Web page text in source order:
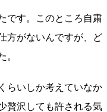
です。このところ自粛
方がないんですが、ど
。
らいしか考えていなか
贅沢しても許される気